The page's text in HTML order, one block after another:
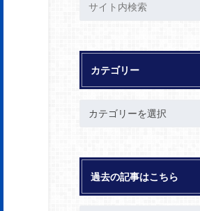
カテゴリー
過去の記事はこちら